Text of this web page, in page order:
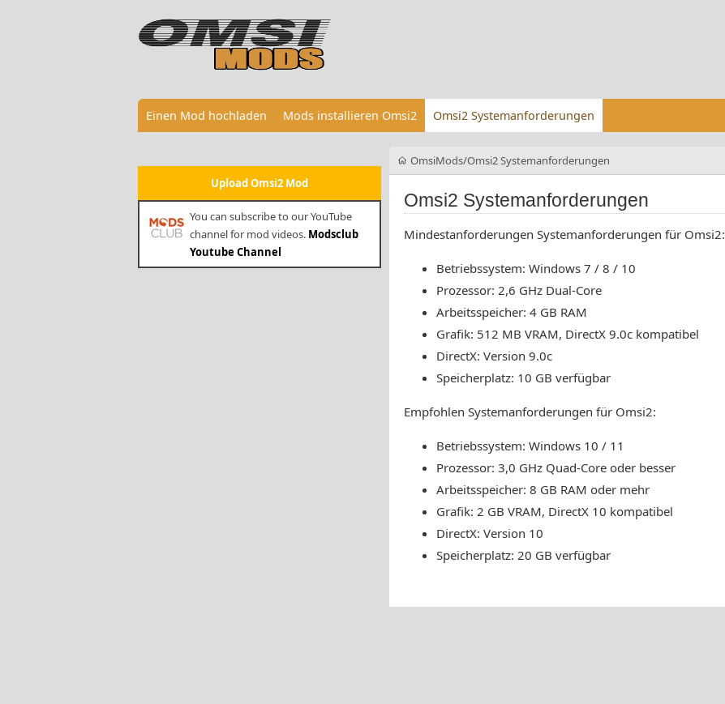
Einen Mod hochladen Mods installieren Omsi2 Omsi2 Systemanforderungen
Upload Omsi2 Mod
You can subscribe to our YouTube
channel for mod videos. Modsclub
Youtube Channel
OmsiMods Omsi2 Systemanforderungen
Omsi2 Systemanforderungen
Mindestanforderungen Systemanforderungen für Omsi2:
Betriebssystem: Windows 7 / 8 / 10
Prozessor: 2,6 GHz Dual-Core
Arbeitsspeicher: 4 GB RAM
Grafik: 512 MB VRAM, DirectX 9.0c kompatibel
DirectX: Version 9.0c
Speicherplatz: 10 GB verfügbar
Empfohlen Systemanforderungen für Omsi2:
Betriebssystem: Windows 10 / 11
Prozessor: 3,0 GHz Quad-Core oder besser
Arbeitsspeicher: 8 GB RAM oder mehr
Grafik: 2 GB VRAM, DirectX 10 kompatibel
DirectX: Version 10
Speicherplatz: 20 GB verfügbar